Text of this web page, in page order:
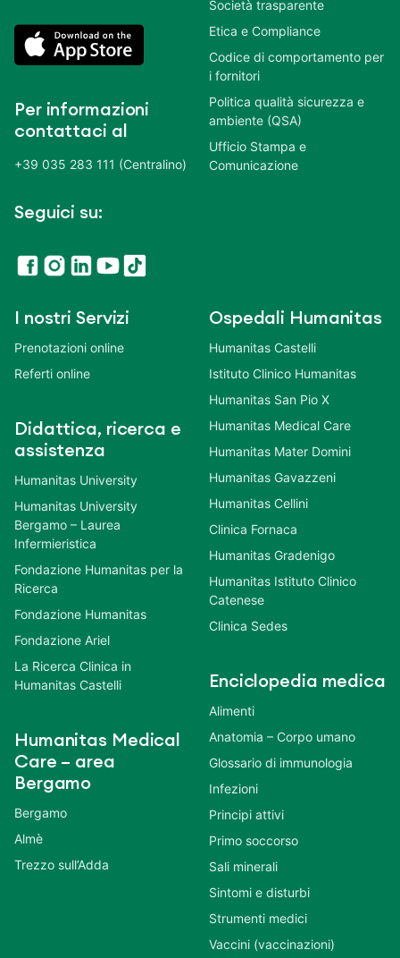
Per informazioni
contattaci al
+39 035 283 111 (Centralino)
Seguici su:
Società trasparente
Etica e Compliance
Codice di comportamento per
i fornitori
Politica qualità sicurezza e
ambiente (QSA)
Ufficio Stampa e
Comunicazione
I nostri Servizi
Prenotazioni online
Referti online
Didattica, ricerca e
assistenza
Humanitas University
Humanitas University
Bergamo – Laurea
Infermieristica
Fondazione Humanitas per la
Ricerca
Fondazione Humanitas
Fondazione Ariel
La Ricerca Clinica in
Humanitas Castelli
Humanitas Medical
Care – area
Bergamo
Bergamo
Almè
Trezzo sull’Adda
Ospedali Humanitas
Humanitas Castelli
Istituto Clinico Humanitas
Humanitas San Pio X
Humanitas Medical Care
Humanitas Mater Domini
Humanitas Gavazzeni
Humanitas Cellini
Clinica Fornaca
Humanitas Gradenigo
Humanitas Istituto Clinico
Catenese
Clinica Sedes
Enciclopedia medica
Alimenti
Anatomia – Corpo umano
Glossario di immunologia
Infezioni
Principi attivi
Primo soccorso
Sali minerali
Sintomi e disturbi
Strumenti medici
Vaccini (vaccinazioni)